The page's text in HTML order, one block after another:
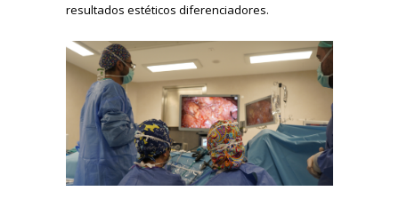
resultados estéticos diferenciadores.